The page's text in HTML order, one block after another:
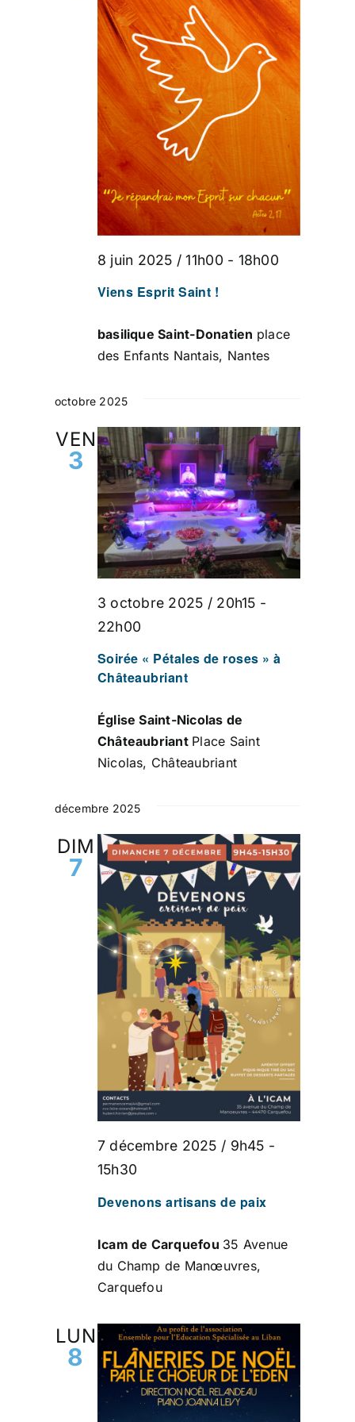
VUES
Viens Esprit Saint !
8 juin 2025 / 11h00 - 18h00
basilique Saint-Donatien place
des Enfants Nantais, Nantes
octobre 2025
VEN
3
Soirée « Pétales de roses » à
Châteaubriant
3 octobre 2025 / 20h15 -
22h00
Église Saint-Nicolas de
Châteaubriant Place Saint
Nicolas, Châteaubriant
décembre 2025
DIM
7
Devenons artisans de paix
7 décembre 2025 / 9h45 -
15h30
Icam de Carquefou 35 Avenue
du Champ de Manœuvres,
Carquefou
LUN
8